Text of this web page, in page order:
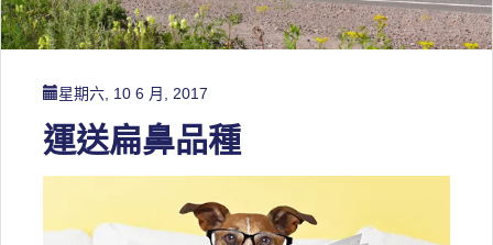
星期六, 10 6 月, 2017
運送扁鼻品種